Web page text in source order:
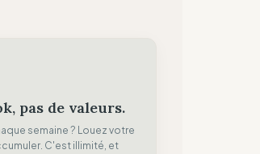
pas de valeurs.
semaine ? Louez votre
C'est illimité, et